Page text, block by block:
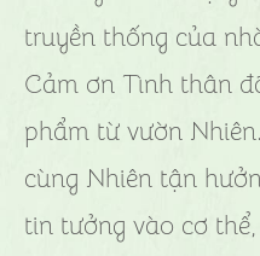
truyền thống của
Cảm ơn Tình thân
phẩm từ vườn
cùng Nhiên tận
tin tưởng vào cơ